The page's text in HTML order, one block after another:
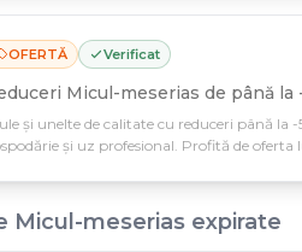
OFERTĂ Verificat
Micul-meserias de până
și unelte de calitate cu reduceri până la
și uz profesional. Profită de
Micul-meserias expirate